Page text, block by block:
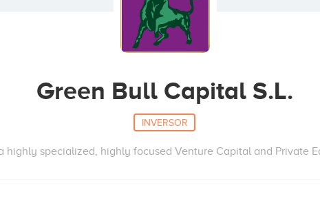
Green Bull Capital S.L.
INVERSOR
highly specialized, highly focused Venture Capital and Private